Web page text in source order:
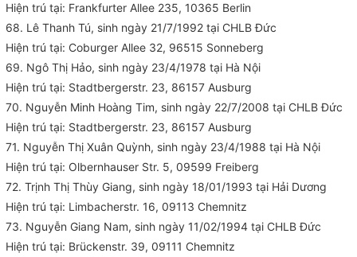
Hiện trú tại: Frankfurter Allee 235, 10365 Berlin
68. Lê Thanh Tú, sinh ngày 21/7/1992 tại CHLB Đức
Hiện trú tại: Coburger Allee 32, 96515 Sonneberg
69. Ngô Thị Hảo, sinh ngày 23/4/1978 tại Hà Nội
Hiện trú tại: Stadtbergerstr. 23, 86157 Ausburg
70. Nguyễn Minh Hoàng Tim, sinh ngày 22/7/2008 tại CHLB Đức
Hiện trú tại: Stadtbergerstr. 23, 86157 Ausburg
71. Nguyễn Thị Xuân Quỳnh, sinh ngày 23/4/1988 tại Hà Nội
Hiện trú tại: Olbernhauser Str. 5, 09599 Freiberg
72. Trịnh Thị Thùy Giang, sinh ngày 18/01/1993 tại Hải Dương
Hiện trú tại: Limbacherstr. 16, 09113 Chemnitz
73. Nguyễn Giang Nam, sinh ngày 11/02/1994 tại CHLB Đức
Hiện trú tại: Brückenstr. 39, 09111 Chemnitz